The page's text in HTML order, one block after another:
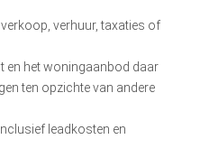
verhuur, taxaties of
en het woningaanbod daar
ten opzichte van andere
leadkosten en